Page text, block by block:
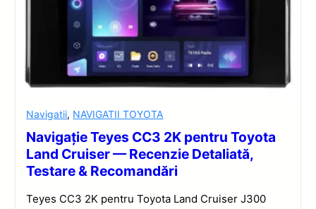
Navigatii, NAVIGATII TOYOTA
Navigație Teyes CC3 2K pentru Toyota
Land Cruiser — Recenzie Detaliată,
Testare & Recomandări
Teyes CC3 2K pentru Toyota Land Cruiser J300